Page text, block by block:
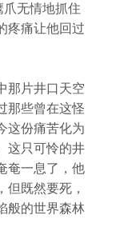
爪无情地抓住
疼痛让他回过
那片井口天空
那些曾在这怪
这份痛苦化为
这只可怜的井
奄一息了，他
但既然要死，
般的世界森林